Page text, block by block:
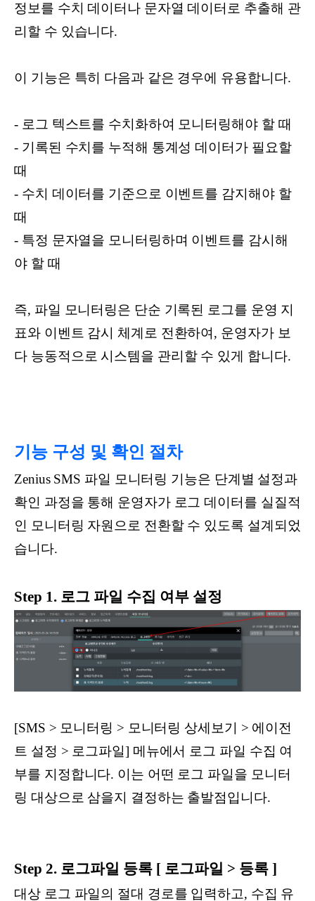
정보를 수치 데이터나 문자열 데이터로 추출해 관
리할 수 있습니다.
이 기능은 특히 다음과 같은 경우에 유용합니다.
- 로그 텍스트를 수치화하여 모니터링해야 할 때
- 기록된 수치를 누적해 통계성 데이터가 필요할
때
- 수치 데이터를 기준으로 이벤트를 감지해야 할
때
- 특정 문자열을 모니터링하며 이벤트를 감시해
야 할 때
즉, 파일 모니터링은 단순 기록된 로그를 운영 지
표와 이벤트 감시 체계로 전환하여, 운영자가 보
다 능동적으로 시스템을 관리할 수 있게 합니다.
기능 구성 및 확인 절차
Zenius SMS 파일 모니터링 기능은 단계별 설정과
확인 과정을 통해 운영자가 로그 데이터를 실질적
인 모니터링 자원으로 전환할 수 있도록 설계되었
습니다.
Step 1. 로그 파일 수집 여부 설정
[SMS > 모니터링 > 모니터링 상세보기 > 에이전
트 설정 > 로그파일] 메뉴에서 로그 파일 수집 여
부를 지정합니다. 이는 어떤 로그 파일을 모니터
링 대상으로 삼을지 결정하는 출발점입니다.
Step 2. 로그파일 등록 [ 로그파일 > 등록 ]
대상 로그 파일의 절대 경로를 입력하고, 수집 유